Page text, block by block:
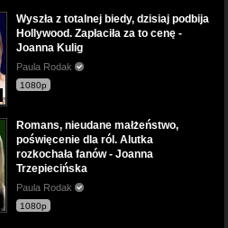
Wyszła z totalnej biedy, dzisiaj podbija
Hollywood. Zapłaciła za to cenę -
Joanna Kulig
Paula Rodak
1080p
Romans, nieudane małżeństwo,
poświęcenie dla ról. Alutka
rozkochała fanów - Joanna
Trzepiecińska
Paula Rodak
1080p